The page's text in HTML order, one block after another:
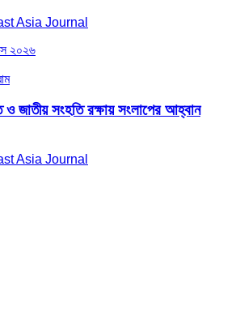
Asia Journal
২০২৬
ও জাতীয় সংহতি রক্ষায় সংলাপের আহ্বান
Asia Journal